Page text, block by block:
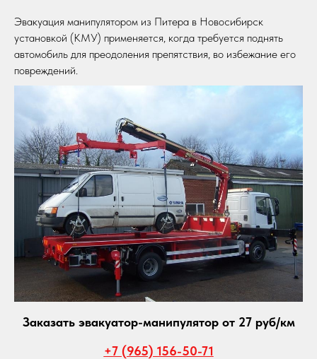
Эвакуация манипулятором из Питера в Новосибирск
установкой (КМУ) применяется, когда требуется поднять
автомобиль для преодоления препятствия, во избежание его
повреждений.
Заказать эвакуатор-манипулятор от 27 руб/км
+7 (965) 156-50-71